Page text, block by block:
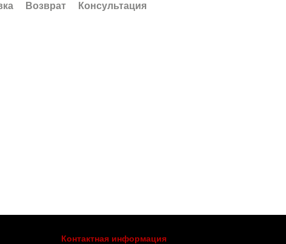
Возврат Консультация
Контактная информация